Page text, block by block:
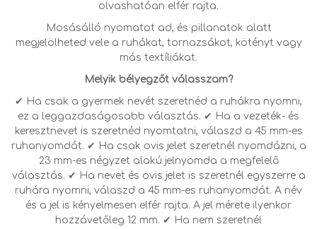
olvashatóan elfér rajta.
Mosásálló nyomatot ad, és pillanatok alatt
megjelölheted vele a ruhákat, tornazsákot, kötényt vagy
más textíliákat.
Melyik bélyegzőt válasszam?
✔ Ha csak a gyermek nevét szeretnéd a ruhákra nyomni,
ez a leggazdaságosabb választás. ✔ Ha a vezeték- és
keresztnevet is szeretnéd nyomtatni, válaszd a 45 mm-es
ruhanyomdát. ✔ Ha csak ovis jelet szeretnél nyomdázni, a
23 mm-es négyzet alakú jelnyomda a megfelelő
választás. ✔ Ha nevet és ovis jelet is szeretnél egyszerre a
ruhára nyomni, válaszd a 45 mm-es ruhanyomdát. A név
és a jel is kényelmesen elfér rajta. A jel mérete ilyenkor
hozzávetőleg 12 mm. ✔ Ha nem szeretnél